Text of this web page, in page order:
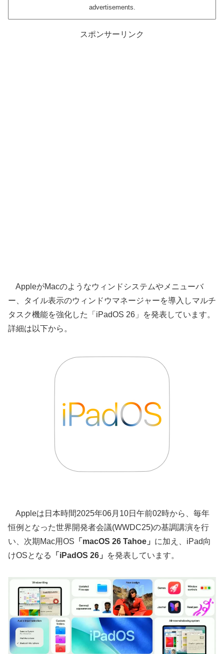
advertisements.
スポンサーリンク
AppleがMacのようなウィンドシステムやメニューバ
ー、タイル表示のウィンドウマネージャーを導入しマルチ
タスク機能を強化した「iPadOS 26」を発表しています。
詳細は以下から。
Appleは日本時間2025年06月10日午前02時から、毎年
恒例となった世界開発者会議(WWDC25)の基調講演を行
い、次期Mac用OS 「macOS 26 Tahoe」 に加え、iPad向
けOSとなる
「iPadOS 26」 を発表しています。